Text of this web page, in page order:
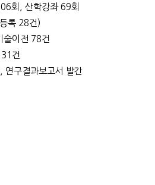
회, 산학강좌 69회
록 28건)
술이전 78건
건
구결과보고서 발간